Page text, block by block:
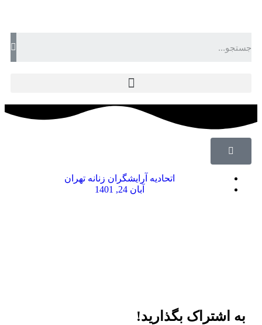
اتحادیه آرایشگران زنانه تهران
آبان 24, 1401
به اشتراک بگذارید!